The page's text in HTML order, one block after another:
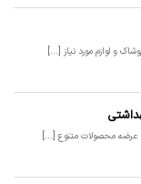
و لوازم مورد نیاز [...]
عرضه محصولات متنوع [...]